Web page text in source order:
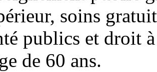
soins
publics et droit
de 60 ans.